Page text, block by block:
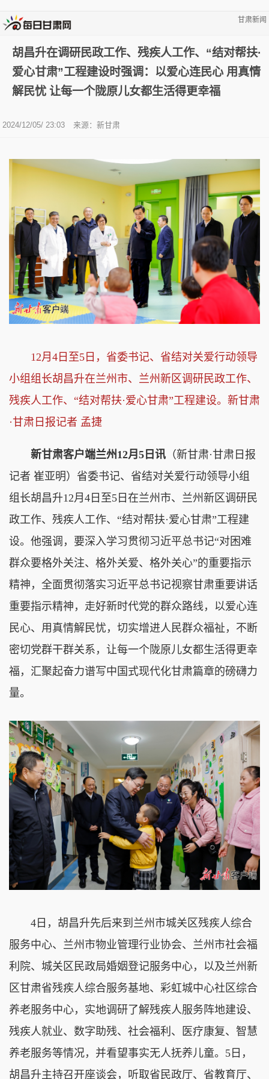
甘肃新闻
胡昌升在调研民政工作、残疾人工作、“结对帮扶·
爱心甘肃”工程建设时强调：以爱心连民心 用真情
解民忧 让每一个陇原儿女都生活得更幸福
2024/12/05/ 23:03 来源：新甘肃
12月4日至5日，省委书记、省结对关爱行动领导
小组组长胡昌升在兰州市、兰州新区调研民政工作、
残疾人工作、“结对帮扶·爱心甘肃”工程建设。新甘肃
·甘肃日报记者 孟捷
新甘肃客户端兰州12月5日讯 （新甘肃·甘肃日报
记者 崔亚明）省委书记、省结对关爱行动领导小组
组长胡昌升12月4日至5日在兰州市、兰州新区调研民
政工作、残疾人工作、“结对帮扶·爱心甘肃”工程建
设。他强调，要深入学习贯彻习近平总书记“对困难
群众要格外关注、格外关爱、格外关心”的重要指示
精神，全面贯彻落实习近平总书记视察甘肃重要讲话
重要指示精神，走好新时代党的群众路线，以爱心连
民心、用真情解民忧，切实增进人民群众福祉，不断
密切党群干群关系，让每一个陇原儿女都生活得更幸
福，汇聚起奋力谱写中国式现代化甘肃篇章的磅礴力
量。
4日，胡昌升先后来到兰州市城关区残疾人综合
服务中心、兰州市物业管理行业协会、兰州市社会福
利院、城关区民政局婚姻登记服务中心，以及兰州新
区甘肃省残疾人综合服务基地、彩虹城中心社区综合
养老服务中心，实地调研了解残疾人服务阵地建设、
残疾人就业、数字助残、社会福利、医疗康复、智慧
养老服务等情况，并看望事实无人抚养儿童。5日，
胡昌升主持召开座谈会，听取省民政厅、省教育厅、